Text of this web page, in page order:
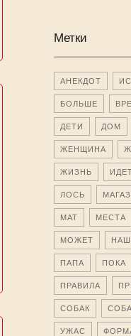
Метки
АНЕКДОТ
БОЛЬШЕ
ДЕТИ ДОМ
ЖЕНЩИНА
ЖИЗНЬ
ЛОСЬ
МАТ МЕСТА
МОЖЕТ
ПАПА ПОКА
ПРАВИЛА
СОБАК
УЖАС